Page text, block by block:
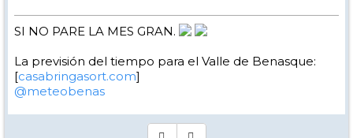
SI NO PARE LA MES GRAN.
La previsión del tiempo para el Valle de Benasque:
[casabringasort.com]
@meteobenas